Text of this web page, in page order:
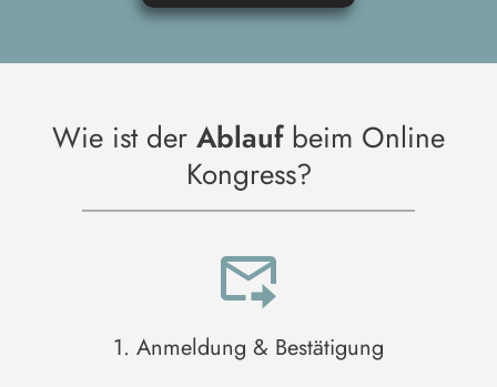
Wie ist der Ablaufbeim Online
Kongress?
1. Anmeldung & Bestätigung